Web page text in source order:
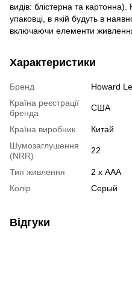
видів: блістерна та
упаковці, в якій будуть в
включаючи елементи
Характеристики
Бренд
Howard
Країна реєстрації
бренда
США
Країна виробник
Китай
Шумозаглушення
(NRR)
22
Тип живлення
2 х AAA
Колір
Серый
Відгуки